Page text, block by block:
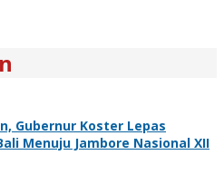
Gubernur Koster Lepas
Menuju Jambore Nasional XII